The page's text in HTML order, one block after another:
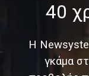
40
Η
γκάμα